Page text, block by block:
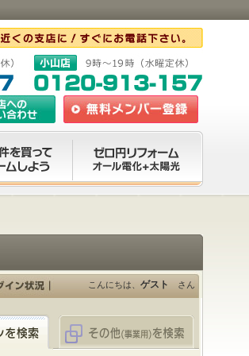
こんにちは、 ゲスト さん